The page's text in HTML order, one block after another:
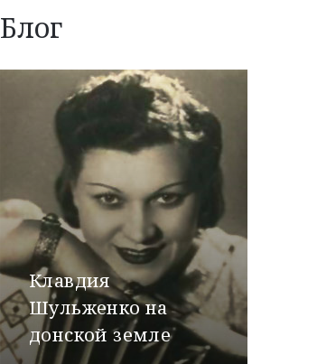
Блог
Клавдия
Шульженко на
донской земле